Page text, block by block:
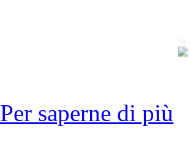
Per saperne di più